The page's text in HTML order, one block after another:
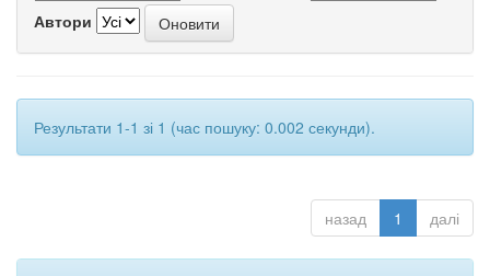
Автори
Результати 1-1 зі 1 (час пошуку: 0.002 секунди).
назад 1 далі